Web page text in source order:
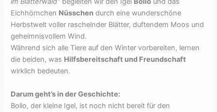
Eichhörnchen Nüsschen durch eine wunderschöne
Herbstwelt voller raschelnder Blätter, duftendem Moos und
geheimnisvollem Wind.
Während sich alle Tiere auf den Winter vorbereiten, lernen
die beiden, was Hilfsbereitschaft und Freundschaft
wirklich bedeuten.
Darum geht’s in der Geschichte:
Bollo, der kleine Igel, ist noch nicht bereit für den